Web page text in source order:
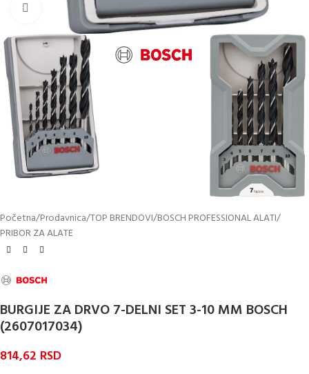
Kliknite za uvećanje
Početna/Prodavnica/TOP BRENDOVI/BOSCH PROFESSIONAL ALATI/
PRIBOR ZA ALATE
BURGIJE ZA DRVO 7-DELNI SET 3-10 MM BOSCH
(2607017034)
814,62 RSD